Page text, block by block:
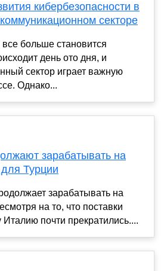
кибербезопасности в
секторе
больше становится
день ото дня, и
сектор играет важную
Однако...
зарабатывать на
для Турции
зарабатывать на
на то, что поставки
почти прекратились....